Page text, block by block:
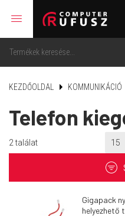
menu
KEZDŐOLDAL KOMMUNIKÁCIÓ
Telefon
2 találat
filter
Gigapack
helyezhető